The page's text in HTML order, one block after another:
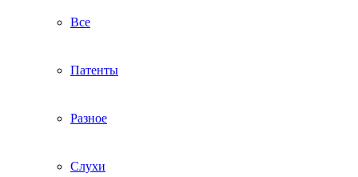
Все
Патенты
Разное
Слухи